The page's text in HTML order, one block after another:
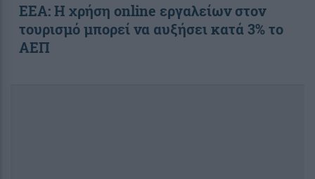
ΕΕΑ: Η χρήση online εργαλείων στον
τουρισμό μπορεί να αυξήσει κατά 3% το
ΑΕΠ